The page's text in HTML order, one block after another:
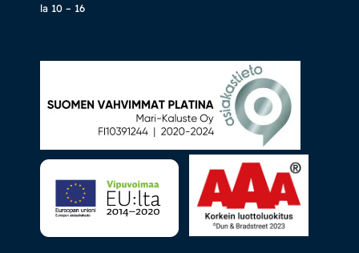
la 10 – 16